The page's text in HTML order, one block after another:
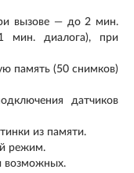
вызове — до 2 мин.
мин. диалога), при
память (50 снимков)
датчиков
из памяти.
режим.
возможных.